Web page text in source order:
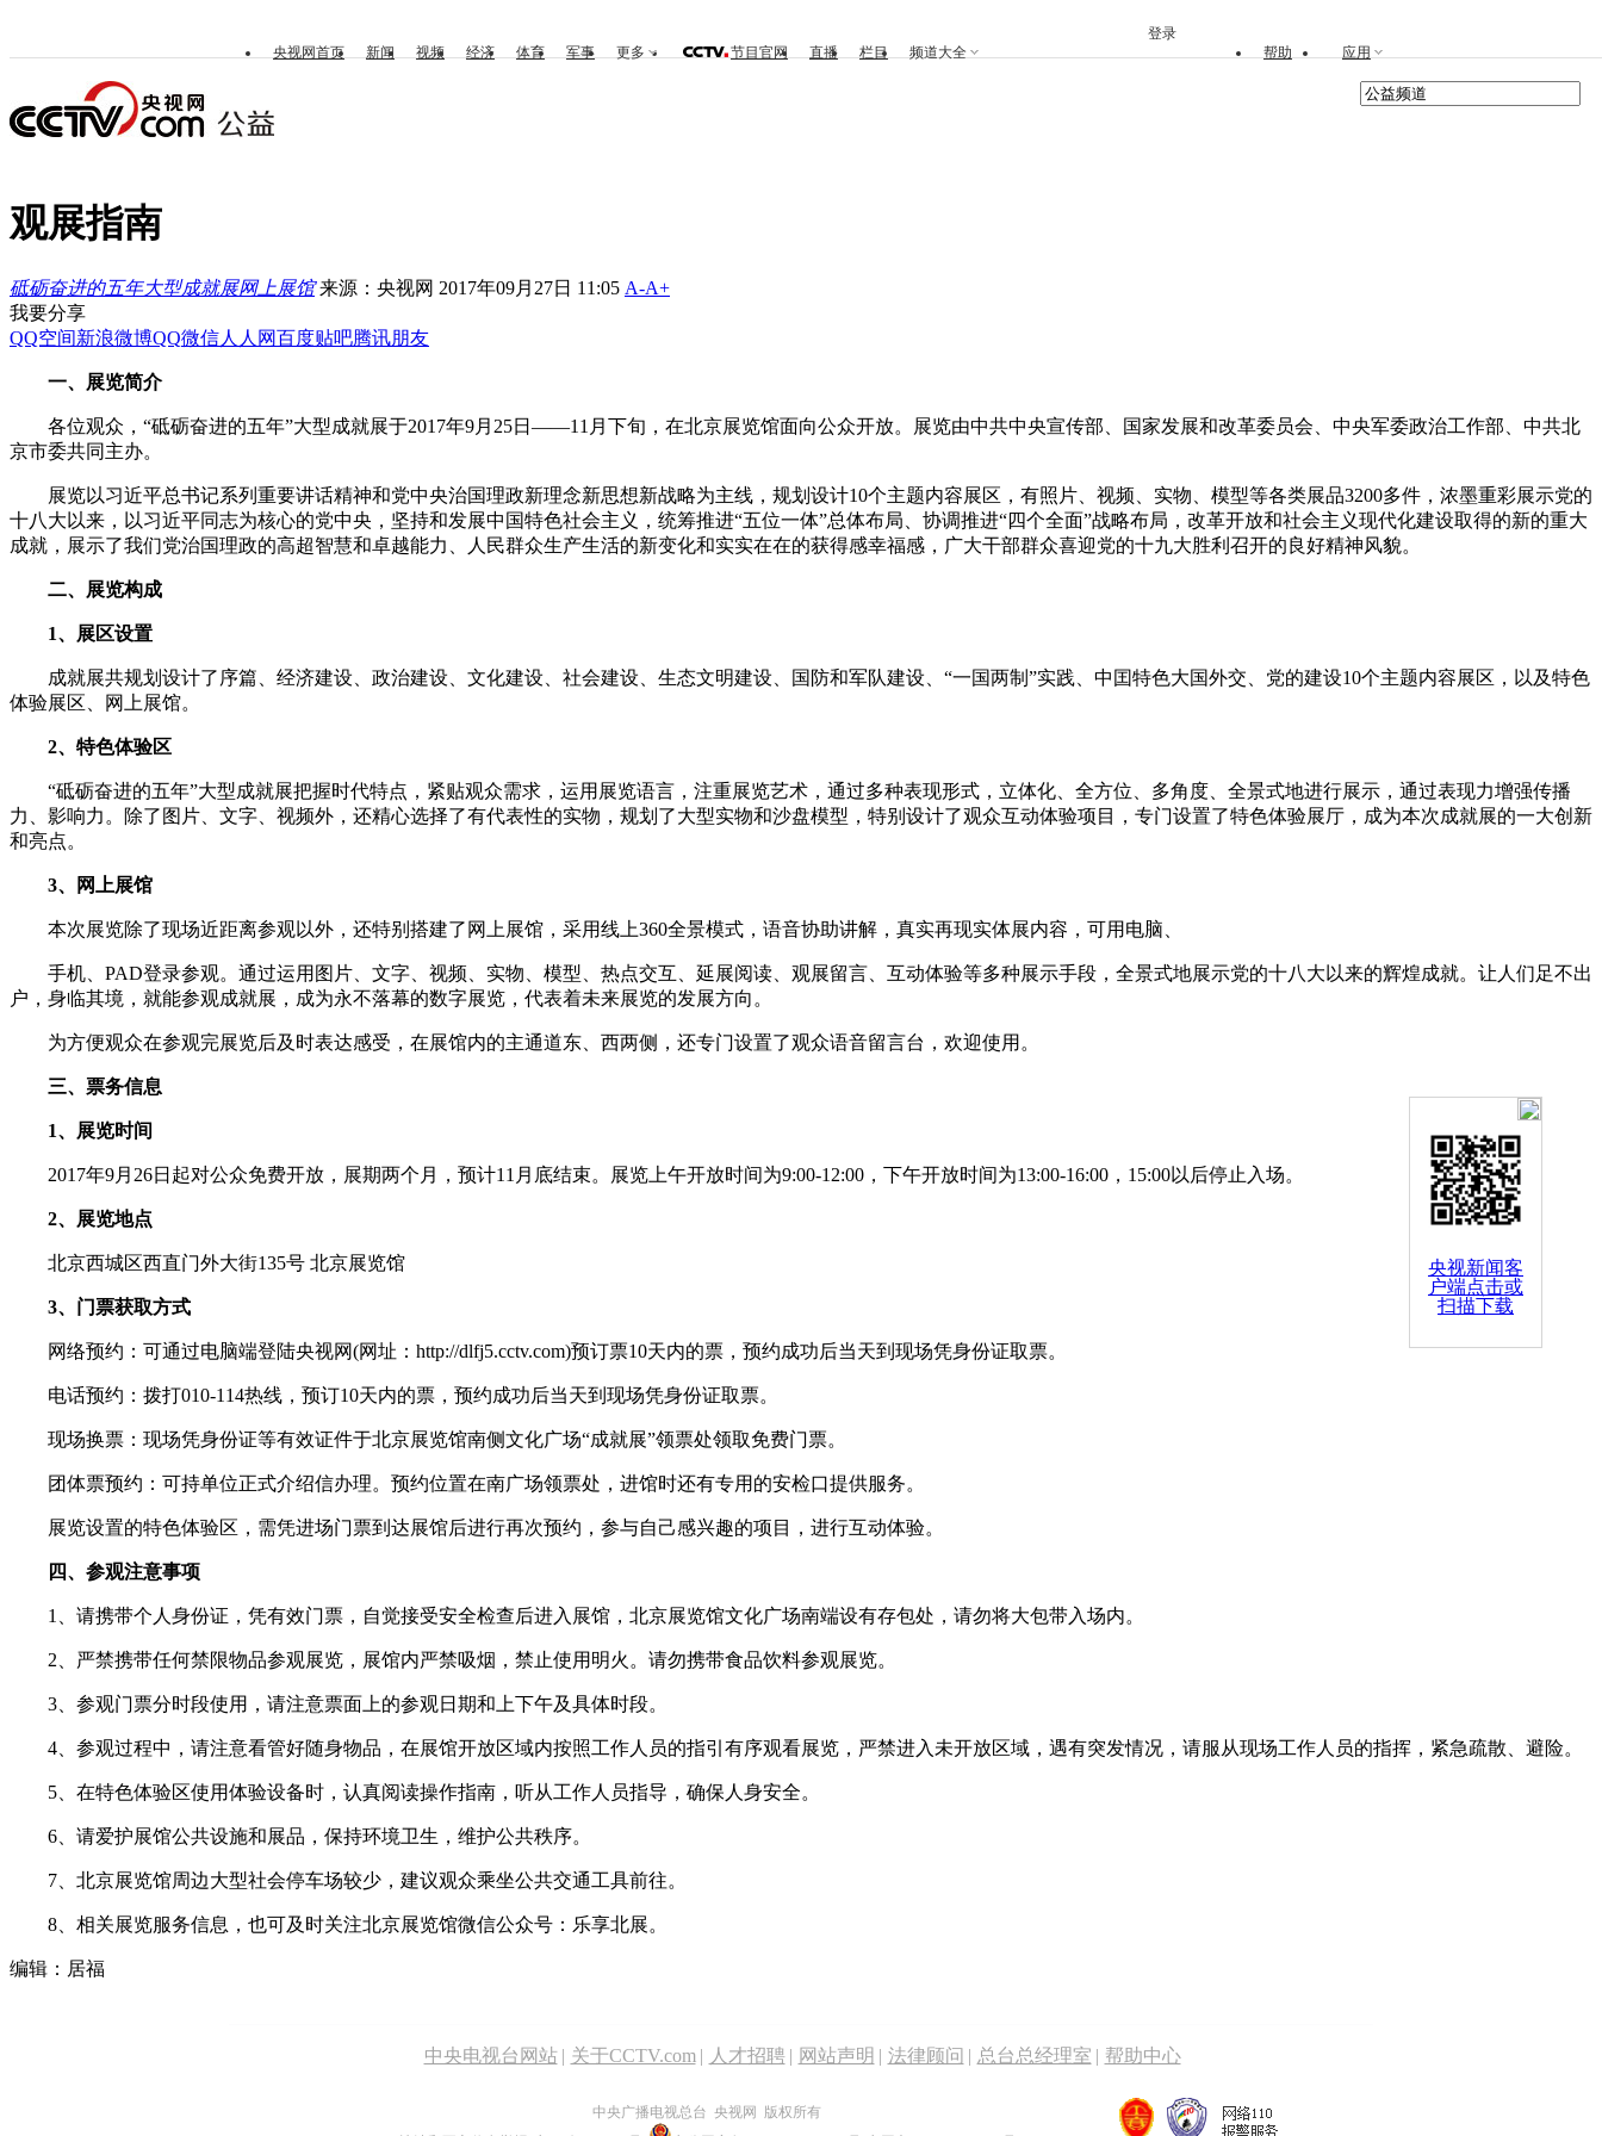
央视新闻客
户端点击或
扫描下载
央视网首页 新闻 视频 经济 体育 军事 更多 节目官网 直播 栏目 频道大全 帮助 应用
登录
观展指南
砥砺奋进的五年大型成就展网上展馆 来源：央视网 2017年09月27日 11:05 A-A+
我要分享
QQ空间新浪微博QQ微信人人网百度贴吧腾讯朋友
一、展览简介
各位观众，“砥砺奋进的五年”大型成就展于2017年9月25日——11月下旬，在北京展览馆面向公众开放。展览由中共中央宣传部、国家发展和改革委员会、中央军委政治工作部、中共北
京市委共同主办。
展览以习近平总书记系列重要讲话精神和党中央治国理政新理念新思想新战略为主线，规划设计10个主题内容展区，有照片、视频、实物、模型等各类展品3200多件，浓墨重彩展示党的
十八大以来，以习近平同志为核心的党中央，坚持和发展中国特色社会主义，统筹推进“五位一体”总体布局、协调推进“四个全面”战略布局，改革开放和社会主义现代化建设取得的新的重大
成就，展示了我们党治国理政的高超智慧和卓越能力、人民群众生产生活的新变化和实实在在的获得感幸福感，广大干部群众喜迎党的十九大胜利召开的良好精神风貌。
二、展览构成
1、展区设置
成就展共规划设计了序篇、经济建设、政治建设、文化建设、社会建设、生态文明建设、国防和军队建设、“一国两制”实践、中囯特色大国外交、党的建设10个主题内容展区，以及特色
体验展区、网上展馆。
2、特色体验区
“砥砺奋进的五年”大型成就展把握时代特点，紧贴观众需求，运用展览语言，注重展览艺术，通过多种表现形式，立体化、全方位、多角度、全景式地进行展示，通过表现力增强传播
力、影响力。除了图片、文字、视频外，还精心选择了有代表性的实物，规划了大型实物和沙盘模型，特别设计了观众互动体验项目，专门设置了特色体验展厅，成为本次成就展的一大创新
和亮点。
3、网上展馆
本次展览除了现场近距离参观以外，还特别搭建了网上展馆，采用线上360全景模式，语音协助讲解，真实再现实体展内容，可用电脑、
手机、PAD登录参观。通过运用图片、文字、视频、实物、模型、热点交互、延展阅读、观展留言、互动体验等多种展示手段，全景式地展示党的十八大以来的辉煌成就。让人们足不出
户，身临其境，就能参观成就展，成为永不落幕的数字展览，代表着未来展览的发展方向。
为方便观众在参观完展览后及时表达感受，在展馆内的主通道东、西两侧，还专门设置了观众语音留言台，欢迎使用。
三、票务信息
1、展览时间
2017年9月26日起对公众免费开放，展期两个月，预计11月底结束。展览上午开放时间为9:00-12:00，下午开放时间为13:00-16:00，15:00以后停止入场。
2、展览地点
北京西城区西直门外大街135号 北京展览馆
3、门票获取方式
网络预约：可通过电脑端登陆央视网(网址：http://dlfj5.cctv.com)预订票10天内的票，预约成功后当天到现场凭身份证取票。
电话预约：拨打010-114热线，预订10天内的票，预约成功后当天到现场凭身份证取票。
现场换票：现场凭身份证等有效证件于北京展览馆南侧文化广场“成就展”领票处领取免费门票。
团体票预约：可持单位正式介绍信办理。预约位置在南广场领票处，进馆时还有专用的安检口提供服务。
展览设置的特色体验区，需凭进场门票到达展馆后进行再次预约，参与自己感兴趣的项目，进行互动体验。
四、参观注意事项
1、请携带个人身份证，凭有效门票，自觉接受安全检查后进入展馆，北京展览馆文化广场南端设有存包处，请勿将大包带入场内。
2、严禁携带任何禁限物品参观展览，展馆内严禁吸烟，禁止使用明火。请勿携带食品饮料参观展览。
3、参观门票分时段使用，请注意票面上的参观日期和上下午及具体时段。
4、参观过程中，请注意看管好随身物品，在展馆开放区域内按照工作人员的指引有序观看展览，严禁进入未开放区域，遇有突发情况，请服从现场工作人员的指挥，紧急疏散、避险。
5、在特色体验区使用体验设备时，认真阅读操作指南，听从工作人员指导，确保人身安全。
6、请爱护展馆公共设施和展品，保持环境卫生，维护公共秩序。
7、北京展览馆周边大型社会停车场较少，建议观众乘坐公共交通工具前往。
8、相关展览服务信息，也可及时关注北京展览馆微信公众号：乐享北展。
编辑：居福
中央电视台网站 | 关于CCTV.com | 人才招聘 | 网站声明 | 法律顾问 | 总台总经理室 | 帮助中心
中央广播电视总台 央视网 版权所有